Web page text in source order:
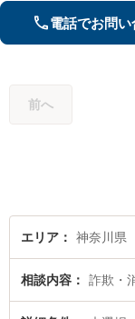
電話でお問い
前へ
エリア 神奈川県
相談内容 詐欺・